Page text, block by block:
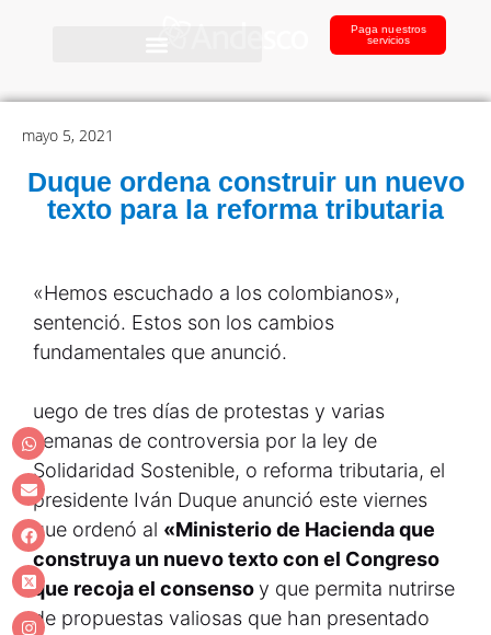
Paga nuestros
servicios
mayo 5, 2021
Duque ordena construir un nuevo
texto para la reforma tributaria
«Hemos escuchado a los colombianos»,
sentenció. Estos son los cambios
fundamentales que anunció.
uego de tres días de protestas y varias
semanas de controversia por la ley de
Solidaridad Sostenible, o reforma tributaria, el
presidente Iván Duque anunció este viernes
que ordenó al «Ministerio de Hacienda que
construya un nuevo texto con el Congreso
que recoja el consensoy que permita nutrirse
de propuestas valiosas que han presentado